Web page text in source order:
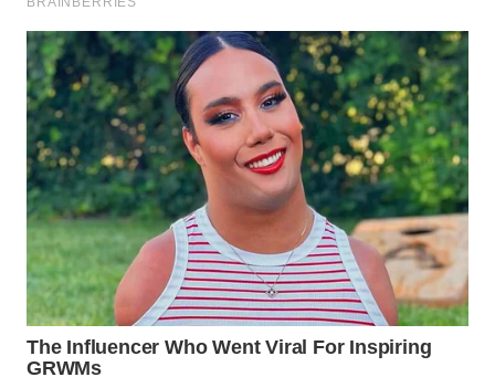
ID
WAHANANEWS
CO ID
WAHANANEWS
NET
WAHANA
SPORT
WAHANA
UMKM